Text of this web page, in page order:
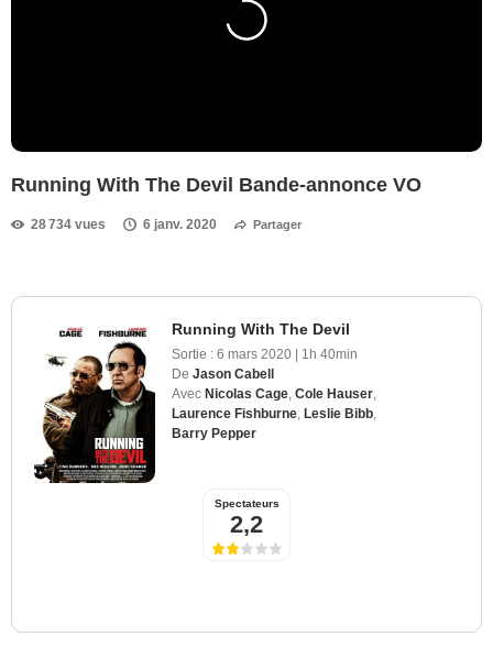
Running With The Devil Bande-annonce VO
28 734 vues 6 janv. 2020 Partager
Running With The Devil
Sortie : 6 mars 2020 | 1h 40min
De Jason Cabell
Avec Nicolas Cage Cole Hauser
Laurence Fishburne Leslie Bibb
Barry Pepper
Spectateurs
2,2